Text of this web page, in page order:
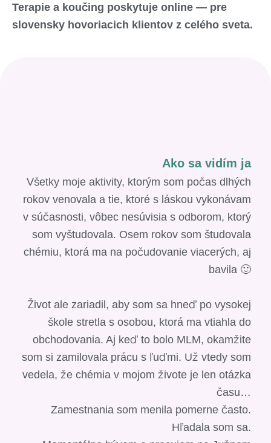
Terapie a koučing poskytuje online — pre
slovensky hovoriacich klientov z celého sveta.
Ako sa vidím ja
Všetky moje aktivity, ktorým som počas dlhých
rokov venovala a tie, ktoré s láskou vykonávam
v súčasnosti, vôbec nesúvisia s odborom, ktorý
som vyštudovala. Osem rokov som študovala
chémiu, ktorá ma na počudovanie viacerých, aj
bavila 🙂
Život ale zariadil, aby som sa hneď po vysokej
škole stretla s osobou, ktorá ma vtiahla do
obchodovania. Aj keď to bolo MLM, okamžite
som si zamilovala prácu s ľuďmi. Už vtedy som
vedela, že chémia v mojom živote je len otázka
času…
Zamestnania som menila pomerne často.
Hľadala som sa.